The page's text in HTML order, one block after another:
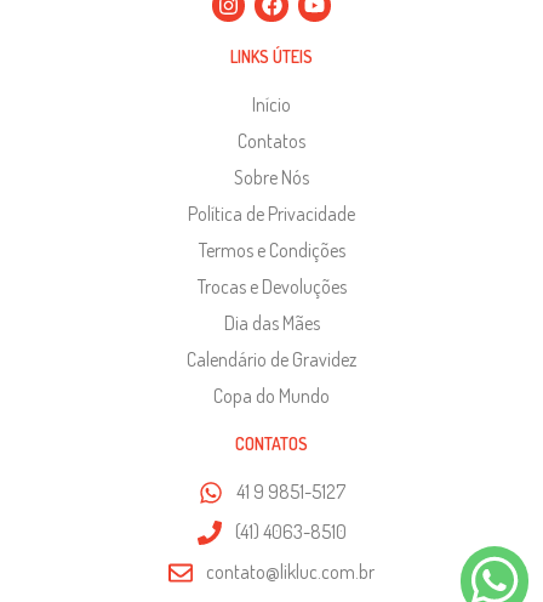
LINKS ÚTEIS
Início
Contatos
Sobre Nós
Política de Privacidade
Termos e Condições
Trocas e Devoluções
Dia das Mães
Calendário de Gravidez
Copa do Mundo
CONTATOS
41 9 9851-5127
(41) 4063-8510
contato@likluc.com.br